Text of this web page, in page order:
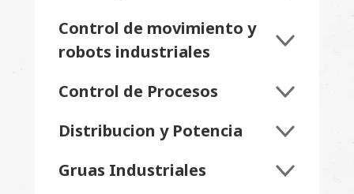
Control de movimiento y
robots industriales
Control de Procesos
Distribucion y Potencia
Gruas Industriales